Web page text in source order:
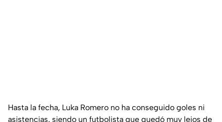
Hasta la fecha, Luka Romero no ha conseguido goles ni
asistencias, siendo un futbolista que quedó muy lejos de